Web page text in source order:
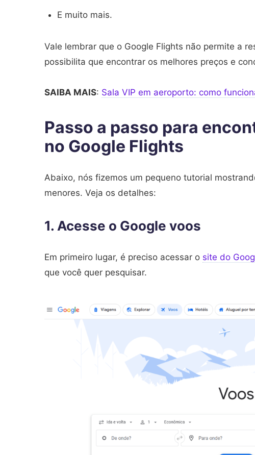
E muito mais.
Vale lembrar que o Google Flights não permite a
possibilita que encontrar os melhores preços e
SAIBA MAIS: Sala VIP em aeroporto: como
Passo a passo para
no Google Flights
Abaixo, nós fizemos um pequeno tutorial
menores. Veja os detalhes:
1. Acesse o Google voos
Em primeiro lugar, é preciso acessar o site do
que você quer pesquisar.